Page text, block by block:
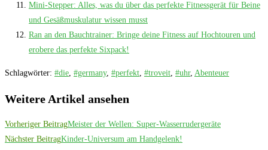
Mini-Stepper: Alles, was du über das perfekte Fitnessgerät für Beine
und Gesäßmuskulatur wissen musst
Ran an den Bauchtrainer: Bringe deine Fitness auf Hochtouren und
erobere das perfekte Sixpack!
Schlagwörter: #die, #germany, #perfekt, #troveit, #uhr, Abenteuer
Weitere Artikel ansehen
Vorheriger BeitragMeister der Wellen: Super-Wasserrudergeräte
Nächster BeitragKinder-Universum am Handgelenk!